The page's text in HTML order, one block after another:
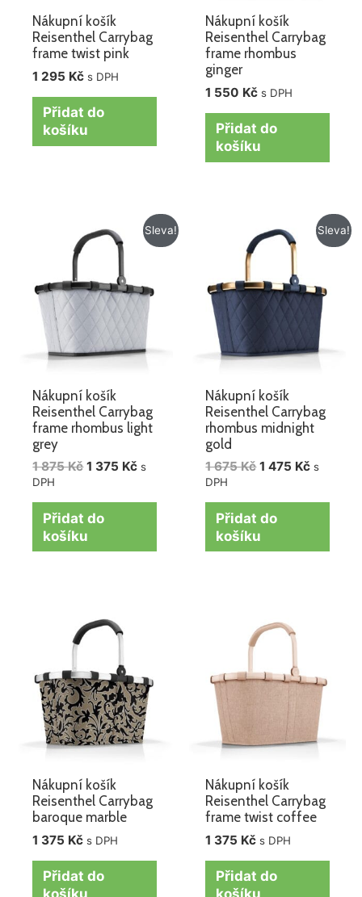
Nákupní košík
Reisenthel Carrybag
frame twist pink
1 295 Kč s DPH
Přidat do
košíku
Nákupní košík
Reisenthel Carrybag
frame rhombus
ginger
1 550 Kč s DPH
Přidat do
košíku
Sleva!
Nákupní košík
Reisenthel Carrybag
frame rhombus light
grey
1 875Kč
Původní
cena
875 Kč.
1 375 Kč
Aktuální
cena
375 Kč.
s
DPH
Přidat do
košíku
Sleva!
Nákupní košík
Reisenthel Carrybag
rhombus midnight
gold
1 675Kč
Původní
cena
675 Kč.
1 475 Kč
Aktuální
cena
475 Kč.
s
DPH
Přidat do
košíku
Nákupní košík
Reisenthel Carrybag
baroque marble
1 375 Kč s DPH
Přidat do
Nákupní košík
Reisenthel Carrybag
frame twist coffee
1 375 Kč s DPH
Přidat do